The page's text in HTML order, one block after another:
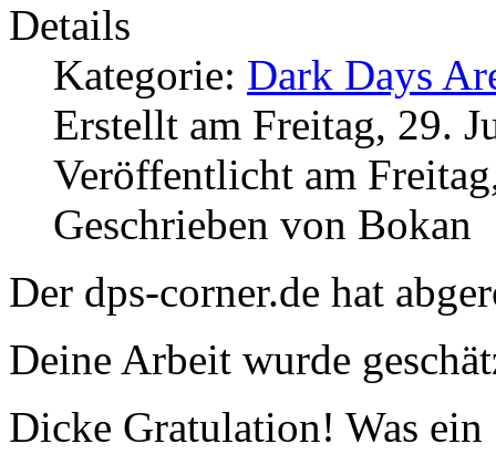
Details
Kategorie: Dark Days
Erstellt am Freitag, 29.
Veröffentlicht am
Geschrieben von Bokan
Der dps-corner.de hat
Deine Arbeit wurde
Dicke Gratulation! Was